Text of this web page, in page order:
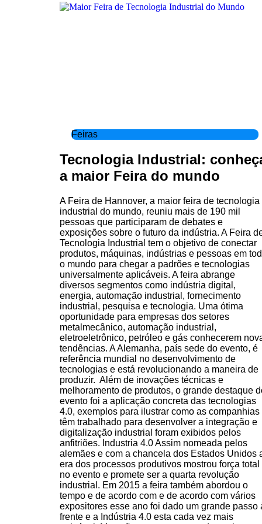
Feiras
Tecnologia Industrial:
a maior Feira do mundo
A Feira de Hannover, a maior feira de tecnologia
industrial do mundo, reuniu mais de 190 mil
pessoas que participaram de debates e
exposições sobre o futuro da indústria. A Feira
Tecnologia Industrial tem o objetivo de conectar
produtos, máquinas, indústrias e pessoas em
o mundo para chegar a padrões e tecnologias
universalmente aplicáveis. A feira abrange
diversos segmentos como indústria digital,
energia, automação industrial, fornecimento
industrial, pesquisa e tecnologia. Uma ótima
oportunidade para empresas dos setores
metalmecânico, automação industrial,
eletroeletrônico, petróleo e gás conhecerem
tendências. A Alemanha, país sede do evento, é
referência mundial no desenvolvimento de
tecnologias e está revolucionando a maneira de
produzir. Além de inovações técnicas e
melhoramento de produtos, o grande destaque
evento foi a aplicação concreta das tecnologias
4.0, exemplos para ilustrar como as companhias
têm trabalhado para desenvolver a integração e
digitalização industrial foram exibidos pelos
anfitriões. Industria 4.0 Assim nomeada pelos
alemães e com a chancela dos Estados Unidos
era dos processos produtivos mostrou força total
no evento e promete ser a quarta revolução
industrial. Em 2015 a feira também abordou o
tempo e de acordo com e de acordo com vários
expositores esse ano foi dado um grande passo
frente e a Indústria 4.0 esta cada vez mais